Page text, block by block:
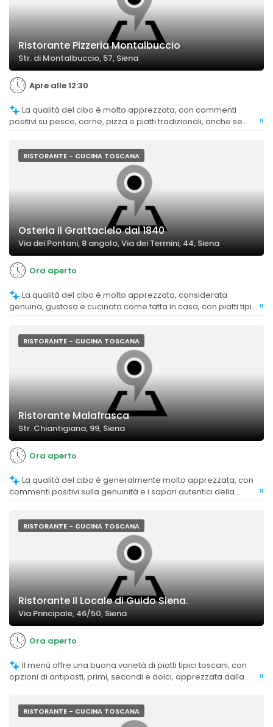
Ristorante Pizzeria Montalbuccio
Str. di Montalbuccio, 57, Siena
Apre alle 12:30
positivi su pesce, carne, pizza e piatti tradizionali, anche se
»
RISTORANTE - CUCINA TOSCANA
Osteria Il Grattacielo dal 1840
Via dei Pontani, 8 angolo, Via dei Termini, 44, Siena
Ora aperto
genuina, gustosa e cucinata come fatta in casa, con piatti tipici »
RISTORANTE - CUCINA TOSCANA
Ristorante Malafrasca
Str. Chiantigiana, 99, Siena
Ora aperto
commenti positivi sulla genuinità e i sapori autentici della
migliorati.
»
RISTORANTE - CUCINA TOSCANA
Ristorante Il Locale di Guido Siena.
Via Principale, 46/50, Siena
Ora aperto
opzioni di antipasti, primi, secondi e dolci, apprezzata dalla
»
RISTORANTE - CUCINA TOSCANA